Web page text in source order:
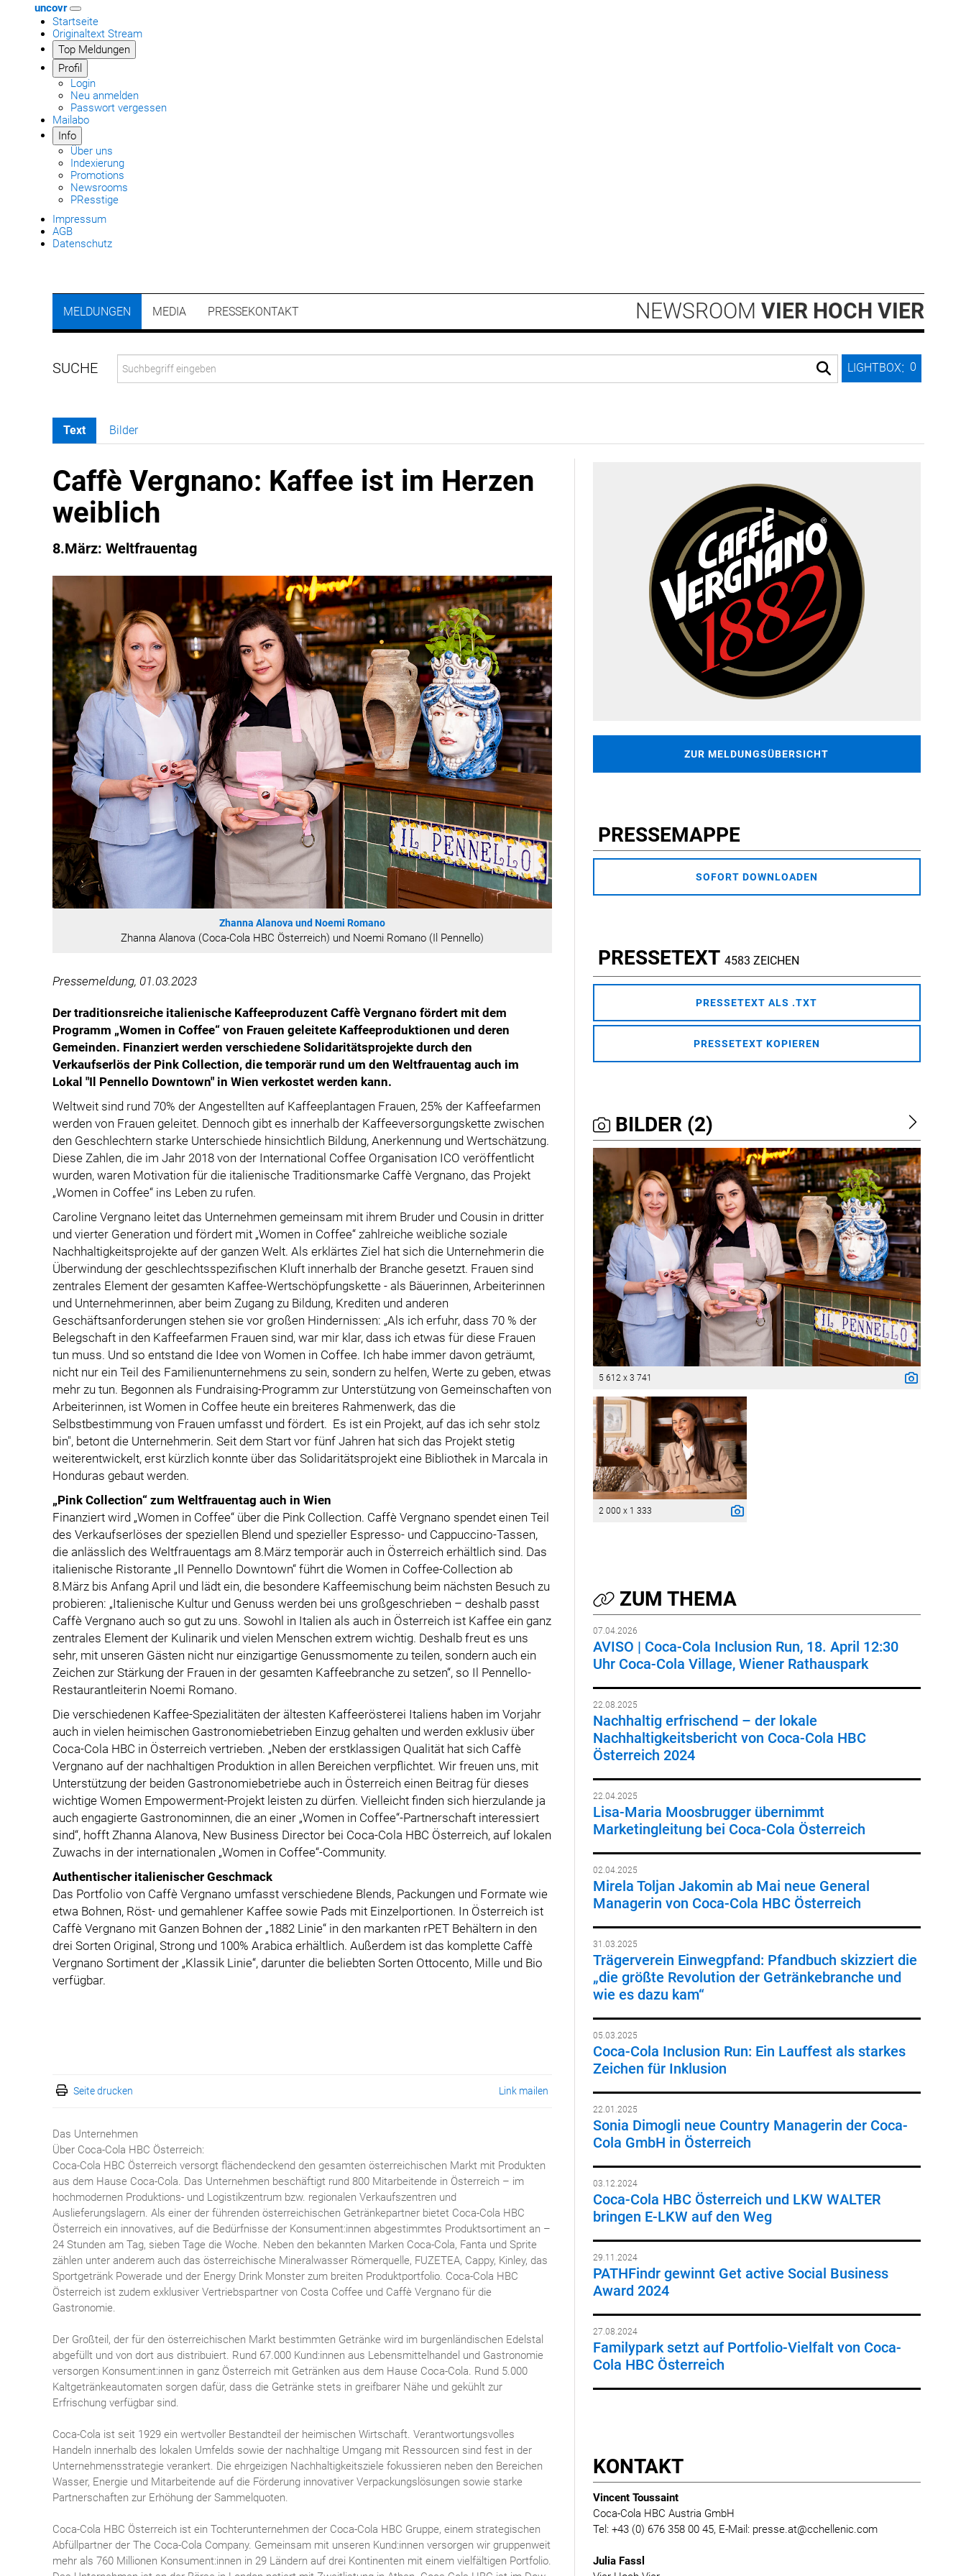
uncovr
Startseite
Originaltext Stream
Top Meldungen
Profil
Login
Neu anmelden
Passwort vergessen
Mailabo
Info
Über uns
Indexierung
Promotions
Newsrooms
PResstige
Impressum
AGB
Datenschutz
LIGHTBOX: 0
MELDUNGEN MEDIA PRESSEKONTAKT NEWSROOM VIER HOCH VIER
Text Bilder
Caffè Vergnano: Kaffee ist im Herzen
weiblich
8.März: Weltfrauentag
Zhanna Alanova und Noemi Romano
Zhanna Alanova (Coca-Cola HBC Österreich) und Noemi Romano (Il Pennello)
Pressemeldung, 01.03.2023
Der traditionsreiche italienische Kaffeeproduzent Caffè Vergnano fördert mit dem
Programm „Women in Coffee“ von Frauen geleitete Kaffeeproduktionen und deren
Gemeinden. Finanziert werden verschiedene Solidaritätsprojekte durch den
Verkaufserlös der Pink Collection, die temporär rund um den Weltfrauentag auch im
Lokal "Il Pennello Downtown" in Wien verkostet werden kann.
Weltweit sind rund 70% der Angestellten auf Kaffeeplantagen Frauen, 25% der Kaffeefarmen
werden von Frauen geleitet. Dennoch gibt es innerhalb der Kaffeeversorgungskette zwischen
den Geschlechtern starke Unterschiede hinsichtlich Bildung, Anerkennung und Wertschätzung.
Diese Zahlen, die im Jahr 2018 von der International Coffee Organisation ICO veröffentlicht
wurden, waren Motivation für die italienische Traditionsmarke Caffè Vergnano, das Projekt
„Women in Coffee“ ins Leben zu rufen.
Caroline Vergnano leitet das Unternehmen gemeinsam mit ihrem Bruder und Cousin in dritter
und vierter Generation und fördert mit „Women in Coffee“ zahlreiche weibliche soziale
Nachhaltigkeitsprojekte auf der ganzen Welt. Als erklärtes Ziel hat sich die Unternehmerin die
Überwindung der geschlechtsspezifischen Kluft innerhalb der Branche gesetzt. Frauen sind
zentrales Element der gesamten Kaffee-Wertschöpfungskette - als Bäuerinnen, Arbeiterinnen
und Unternehmerinnen, aber beim Zugang zu Bildung, Krediten und anderen
Geschäftsanforderungen stehen sie vor großen Hindernissen: „Als ich erfuhr, dass 70 % der
Belegschaft in den Kaffeefarmen Frauen sind, war mir klar, dass ich etwas für diese Frauen
tun muss. Und so entstand die Idee von Women in Coffee. Ich habe immer davon geträumt,
nicht nur ein Teil des Familienunternehmens zu sein, sondern zu helfen, Werte zu geben, etwas
mehr zu tun. Begonnen als Fundraising-Programm zur Unterstützung von Gemeinschaften von
Arbeiterinnen, ist Women in Coffee heute ein breiteres Rahmenwerk, das die
Selbstbestimmung von Frauen umfasst und fördert. Es ist ein Projekt, auf das ich sehr stolz
bin", betont die Unternehmerin. Seit dem Start vor fünf Jahren hat sich das Projekt stetig
weiterentwickelt, erst kürzlich konnte über das Solidaritätsprojekt eine Bibliothek in Marcala in
Honduras gebaut werden.
„Pink Collection“ zum Weltfrauentag auch in Wien
Finanziert wird „Women in Coffee“ über die Pink Collection. Caffè Vergnano spendet einen Teil
des Verkaufserlöses der speziellen Blend und spezieller Espresso- und Cappuccino-Tassen,
die anlässlich des Weltfrauentags am 8.März temporär auch in Österreich erhältlich sind. Das
italienische Ristorante „Il Pennello Downtown“ führt die Women in Coffee-Collection ab
8.März bis Anfang April und lädt ein, die besondere Kaffeemischung beim nächsten Besuch zu
probieren: „Italienische Kultur und Genuss werden bei uns großgeschrieben – deshalb passt
Caffè Vergnano auch so gut zu uns. Sowohl in Italien als auch in Österreich ist Kaffee ein ganz
zentrales Element der Kulinarik und vielen Menschen extrem wichtig. Deshalb freut es uns
sehr, mit unseren Gästen nicht nur einzigartige Genussmomente zu teilen, sondern auch ein
Zeichen zur Stärkung der Frauen in der gesamten Kaffeebranche zu setzen“, so Il Pennello-
Restaurantleiterin Noemi Romano.
Die verschiedenen Kaffee-Spezialitäten der ältesten Kaffeerösterei Italiens haben im Vorjahr
auch in vielen heimischen Gastronomiebetrieben Einzug gehalten und werden exklusiv über
Coca-Cola HBC in Österreich vertrieben. „Neben der erstklassigen Qualität hat sich Caffè
Vergnano auf der nachhaltigen Produktion in allen Bereichen verpflichtet. Wir freuen uns, mit
Unterstützung der beiden Gastronomiebetriebe auch in Österreich einen Beitrag für dieses
wichtige Women Empowerment-Projekt leisten zu dürfen. Vielleicht finden sich hierzulande ja
auch engagierte Gastronominnen, die an einer „Women in Coffee“-Partnerschaft interessiert
sind“, hofft Zhanna Alanova, New Business Director bei Coca-Cola HBC Österreich, auf lokalen
Zuwachs in der internationalen „Women in Coffee“-Community.
Authentischer italienischer Geschmack
Das Portfolio von Caffè Vergnano umfasst verschiedene Blends, Packungen und Formate wie
etwa Bohnen, Röst- und gemahlener Kaffee sowie Pads mit Einzelportionen. In Österreich ist
Caffè Vergnano mit Ganzen Bohnen der „1882 Linie“ in den markanten rPET Behältern in den
drei Sorten Original, Strong und 100% Arabica erhältlich. Außerdem ist das komplette Caffè
Vergnano Sortiment der „Klassik Linie“, darunter die beliebten Sorten Ottocento, Mille und Bio
verfügbar.
Seite drucken Link mailen
Das Unternehmen
Über Coca-Cola HBC Österreich:
Coca-Cola HBC Österreich versorgt flächendeckend den gesamten österreichischen Markt mit Produkten
aus dem Hause Coca-Cola. Das Unternehmen beschäftigt rund 800 Mitarbeitende in Österreich – im
hochmodernen Produktions- und Logistikzentrum bzw. regionalen Verkaufszentren und
Auslieferungslagern. Als einer der führenden österreichischen Getränkepartner bietet Coca-Cola HBC
Österreich ein innovatives, auf die Bedürfnisse der Konsument:innen abgestimmtes Produktsortiment an –
24 Stunden am Tag, sieben Tage die Woche. Neben den bekannten Marken Coca-Cola, Fanta und Sprite
zählen unter anderem auch das österreichische Mineralwasser Römerquelle, FUZETEA, Cappy, Kinley, das
Sportgetränk Powerade und der Energy Drink Monster zum breiten Produktportfolio. Coca-Cola HBC
Österreich ist zudem exklusiver Vertriebspartner von Costa Coffee und Caffè Vergnano für die
Gastronomie.
Der Großteil, der für den österreichischen Markt bestimmten Getränke wird im burgenländischen Edelstal
abgefüllt und von dort aus distribuiert. Rund 67.000 Kund:innen aus Lebensmittelhandel und Gastronomie
versorgen Konsument:innen in ganz Österreich mit Getränken aus dem Hause Coca-Cola. Rund 5.000
Kaltgetränkeautomaten sorgen dafür, dass die Getränke stets in greifbarer Nähe und gekühlt zur
Erfrischung verfügbar sind.
Coca-Cola ist seit 1929 ein wertvoller Bestandteil der heimischen Wirtschaft. Verantwortungsvolles
Handeln innerhalb des lokalen Umfelds sowie der nachhaltige Umgang mit Ressourcen sind fest in der
Unternehmensstrategie verankert. Die ehrgeizigen Nachhaltigkeitsziele fokussieren neben den Bereichen
Wasser, Energie und Mitarbeitende auf die Förderung innovativer Verpackungslösungen sowie starke
Partnerschaften zur Erhöhung der Sammelquoten.
Coca-Cola HBC Österreich ist ein Tochterunternehmen der Coca-Cola HBC Gruppe, einem strategischen
Abfüllpartner der The Coca-Cola Company. Gemeinsam mit unseren Kund:innen versorgen wir gruppenweit
mehr als 760 Millionen Konsument:innen in 29 Ländern auf drei Kontinenten mit einem vielfältigen Portfolio.
ZUR MELDUNGSÜBERSICHT
PRESSEMAPPE
SOFORT DOWNLOADEN
PRESSETEXT 4583 ZEICHEN
PRESSETEXT ALS .TXT
PRESSETEXT KOPIEREN
BILDER (2)
5 612 x 3 741
2 000 x 1 333
ZUM THEMA
07.04.2026
AVISO | Coca-Cola Inclusion Run, 18. April 12:30
Uhr Coca-Cola Village, Wiener Rathauspark
22.08.2025
Nachhaltig erfrischend – der lokale
Nachhaltigkeitsbericht von Coca-Cola HBC
Österreich 2024
22.04.2025
Lisa-Maria Moosbrugger übernimmt
Marketingleitung bei Coca-Cola Österreich
02.04.2025
Mirela Toljan Jakomin ab Mai neue General
Managerin von Coca-Cola HBC Österreich
31.03.2025
Trägerverein Einwegpfand: Pfandbuch skizziert die
„die größte Revolution der Getränkebranche und
wie es dazu kam“
05.03.2025
Coca-Cola Inclusion Run: Ein Lauffest als starkes
Zeichen für Inklusion
22.01.2025
Sonia Dimogli neue Country Managerin der Coca-
Cola GmbH in Österreich
03.12.2024
Coca-Cola HBC Österreich und LKW WALTER
bringen E-LKW auf den Weg
29.11.2024
PATHFindr gewinnt Get active Social Business
Award 2024
27.08.2024
Familypark setzt auf Portfolio-Vielfalt von Coca-
Cola HBC Österreich
KONTAKT
Vincent Toussaint
Coca-Cola HBC Austria GmbH
Tel: +43 (0) 676 358 00 45, E-Mail: presse.at@cchellenic.com
Julia Fassl